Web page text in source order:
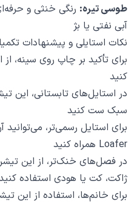
طوسی تیره: رنگی خنثی و
آبی نفتی یا بژ
نکات استایلی و پیشنهادات
برای تأکید بر چاپ روی سینه،
کنید
در استایل‌های تابستانی، این
سبک ست کنید
برای استایل رسمی‌تر،
Loafer همراه کنید
در فصل‌های خنک‌تر، از این
ژاکت، کت یا هودی استفاده
برای خانم‌ها، استفاده از این